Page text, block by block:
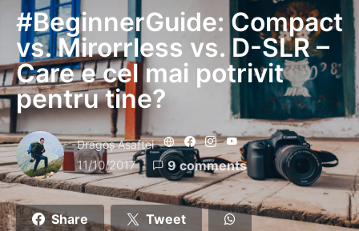
#BeginnerGuide: Compact
vs. Mirorrless vs. D-SLR –
Care e cel mai potrivit
pentru tine?
Dragoş Asaftei
11/10/2017 9 comments
Share Tweet